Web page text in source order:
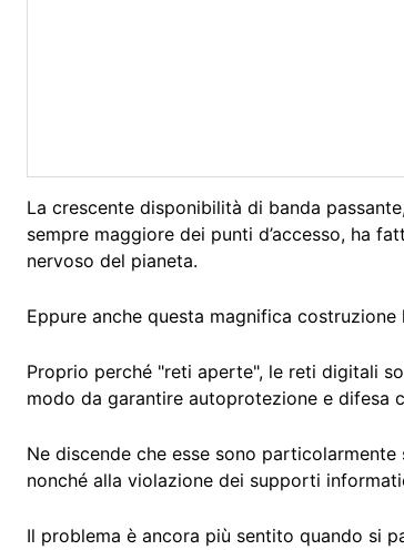
La crescente disponibilità di banda
sempre maggiore dei punti d’accesso, ha
nervoso del pianeta.
Eppure anche questa magnifica costruzione
Proprio perché "reti aperte", le reti digitali
modo da garantire autoprotezione e difesa
Ne discende che esse sono
nonché alla violazione dei supporti
Il problema è ancora più sentito quando si